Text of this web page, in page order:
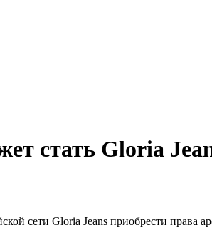
стать Gloria Jeans